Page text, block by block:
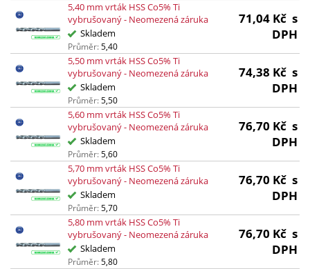
5,40 mm vrták HSS Co5% Ti
vybrušovaný - Neomezená záruka
Skladem
Průměr:5,40
71,04 Kč s
DPH
5,50 mm vrták HSS Co5% Ti
vybrušovaný - Neomezená záruka
Skladem
Průměr:5,50
74,38 Kč s
DPH
5,60 mm vrták HSS Co5% Ti
vybrušovaný - Neomezená záruka
Skladem
Průměr:5,60
76,70 Kč s
DPH
5,70 mm vrták HSS Co5% Ti
vybrušovaný - Neomezená záruka
Skladem
Průměr:5,70
76,70 Kč s
DPH
5,80 mm vrták HSS Co5% Ti
vybrušovaný - Neomezená záruka
Skladem
Průměr:5,80
76,70 Kč s
DPH